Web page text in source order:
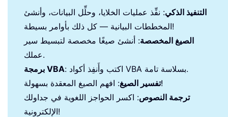
التنفيذ الذكي: نفِّذ عمليات الخلايا، وحلِّل البيانات، وأنشئ
المخططات البيانية — كل ذلك بأوامر بسيطة!
الصيغ المخصصة: أنشئ صيغًا مخصصة لتبسيط سير
عملك.
برمجة VBA
: اكتب وأَنفِذ أكواد VBA بسلاسة تامة.
تفسير الصيغ: افهم الصيغ المعقدة بسهولة!
ترجمة النصوص: اكسر الحواجز اللغوية في جداولك
الإلكترونية!